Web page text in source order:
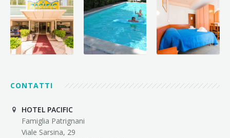
CONTATTI
HOTEL PACIFIC
Famiglia Patrignani
Viale Sarsina, 29